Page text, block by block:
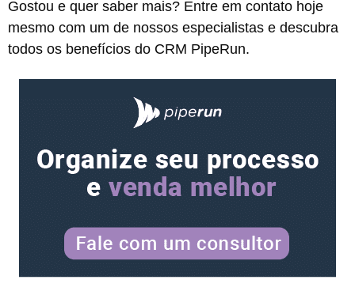
Gostou e quer saber mais? Entre em contato hoje
mesmo com um de nossos especialistas e descubra
todos os benefícios do CRM PipeRun.